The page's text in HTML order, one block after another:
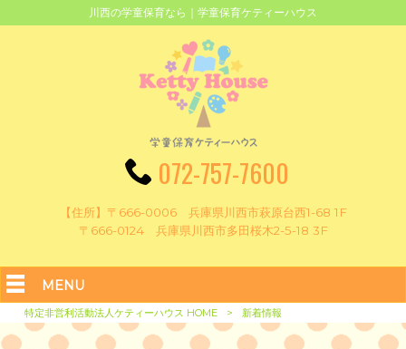
川西の学童保育なら｜学童保育ケティーハウス
072-757-7600
【住所】〒666-0006 兵庫県川西市萩原台西1-68 1F
〒666-0124 兵庫県川西市多田桜木2-5-18 3F
MENU
特定非営利活動法人ケティーハウス HOME > 新着情報